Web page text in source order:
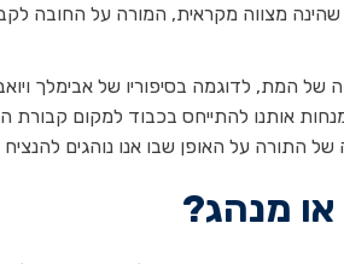
מצווה מקראית, המורה על החובה
המת, לדוגמה בסיפוריו של אבימלך
אותנו להתייחס בכבוד למקום קבורת
על האופן שבו אנו נוהגים
או מנהג?